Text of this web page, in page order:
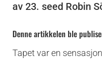
av 23. seed Robin
Denne artikkelen ble
Tapet var en